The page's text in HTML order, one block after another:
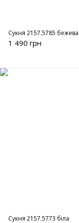
Сукня 2157.5785 бежева
1 490 грн
Сукня 2157.5773 біла